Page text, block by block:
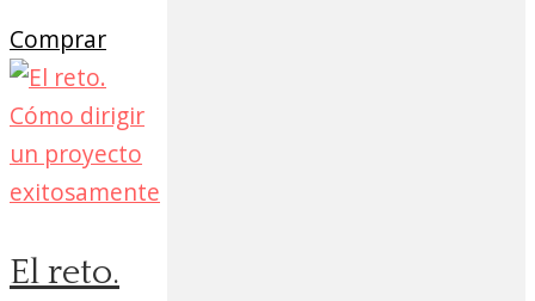
Comprar
El reto.